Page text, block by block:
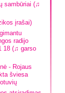
sambūriai (♫
įrašai)
radijo
18 (♫ garso
- Rojaus
šviesa